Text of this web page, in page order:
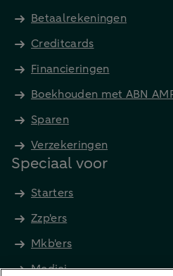
Betaalrekeningen
Creditcards
Financieringen
Boekhouden met ABN
Sparen
Verzekeringen
Speciaal voor
Starters
Zzp'ers
Mkb'ers
Medici